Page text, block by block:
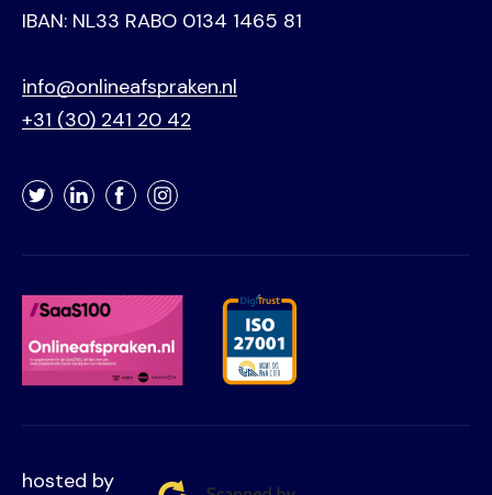
IBAN: NL33 RABO 0134 1465 81
info@onlineafspraken.nl
+31 (30) 241 20 42
TwitterLinkedInFacebookInstagram
hosted by